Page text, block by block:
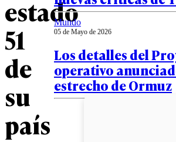
estado
51
de
su
país
Mundo
05 de Mayo de 2026
Los detalles del
operativo
estrecho de Ormuz